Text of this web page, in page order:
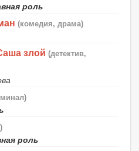
роль
(комедия, драма)
злой (детектив,
роль